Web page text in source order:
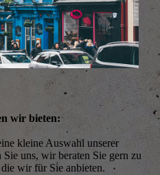
wir bieten:
kleine Auswahl unserer
uns, wir beraten Sie gern zu
wir für Sie anbieten.